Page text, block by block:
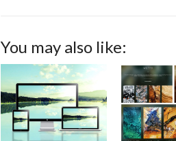
You may also like: